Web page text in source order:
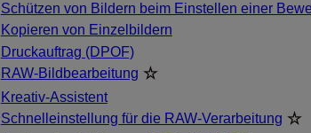
Schützen von Bildern beim Einstellen einer
Kopieren von Einzelbildern
Druckauftrag (DPOF)
RAW-Bildbearbeitung
Kreativ-Assistent
Schnelleinstellung für die RAW-Verarbeitung